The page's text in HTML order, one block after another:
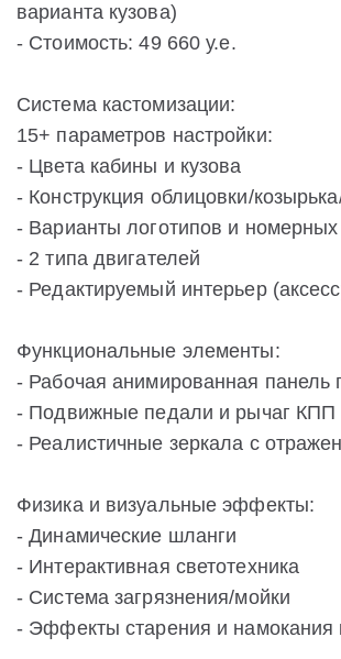
варианта кузова)
- Стоимость: 49 660 у.е.
Система кастомизации:
15+ параметров настройки:
- Цвета кабины и кузова
- Конструкция облицовки/
- Варианты логотипов и номерных
- 2 типа двигателей
- Редактируемый интерьер
Функциональные элементы:
- Рабочая анимированная панель
- Подвижные педали и рычаг КПП
- Реалистичные зеркала с
Физика и визуальные эффекты:
- Динамические шланги
- Интерактивная светотехника
- Система загрязнения/мойки
- Эффекты старения и намокания